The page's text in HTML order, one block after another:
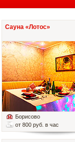
Сауна «Лотос»
Борисово
от 800 руб. в час